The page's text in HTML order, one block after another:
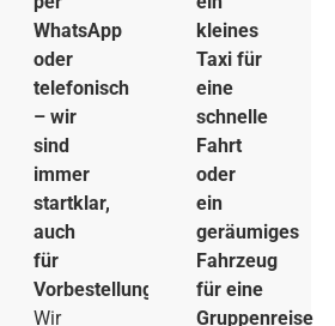
WhatsApp
oder
telefonisch
– wir
sind
immer
startklar,
auch
für
Vorbestellungen.
Wir
kleines
Taxi für
eine
schnelle
Fahrt
oder
ein
geräumiges
Fahrzeug
für eine
Gruppenreise